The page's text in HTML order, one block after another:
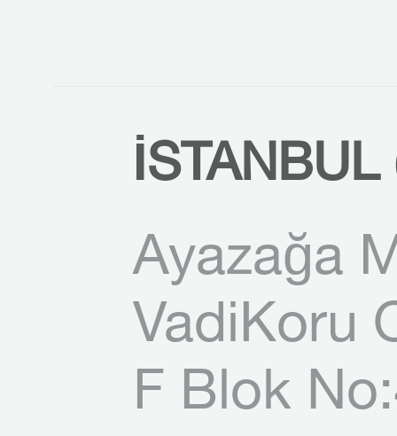
İSTANBUL
Ayazağa
VadiKoru
F Blok